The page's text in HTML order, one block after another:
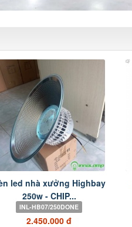
led nhà xưởng Highbay
250w - CHIP...
INL-HB07/250DONE
2.450.000 đ